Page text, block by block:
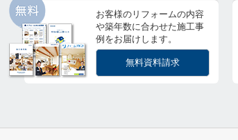
お客様のリフォームの内容
や築年数に合わせた施工事
例をお届けします。
無料資料請求